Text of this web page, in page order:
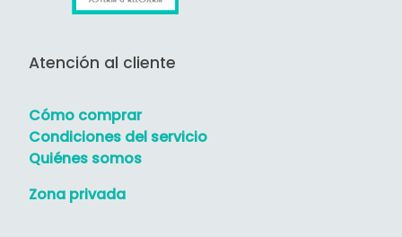
Atención al cliente
Cómo comprar
Condiciones del servicio
Quiénes somos
Zona privada